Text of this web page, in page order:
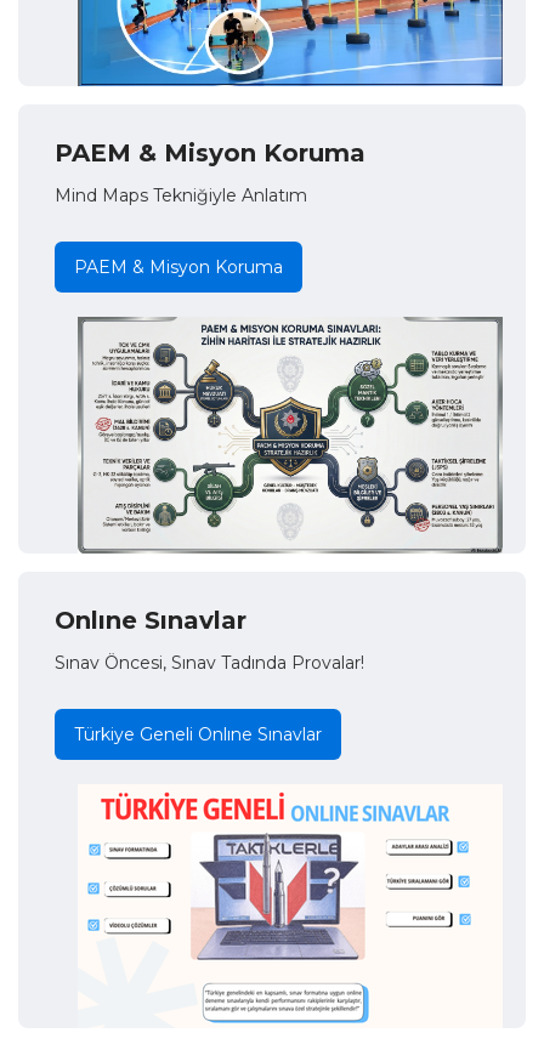
PAEM & Misyon Koruma
Mind Maps Tekniğiyle Anlatım
PAEM & Misyon Koruma
Onlıne Sınavlar
Sınav Öncesi, Sınav Tadında Provalar!
Türkiye Geneli Onlıne Sınavlar